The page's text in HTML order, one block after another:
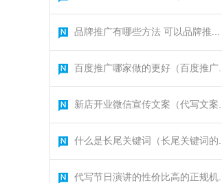
品牌推广有哪些方法 可以品牌推...
百度推广哪家做的更好（百度推广...
新店开业微信宣传文案（代写文案...
什么是长尾关键词（长尾关键词的...
代写节日演讲的性价比高的正规机...